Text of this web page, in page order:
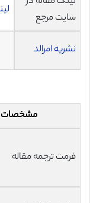
سایت مرجع
نشریه امرالد
مشخصات
فرمت ترجمه مقاله